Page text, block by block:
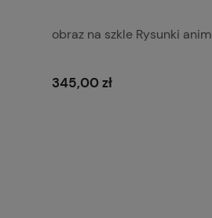
obraz na szkle Rysunki
345,00 zł